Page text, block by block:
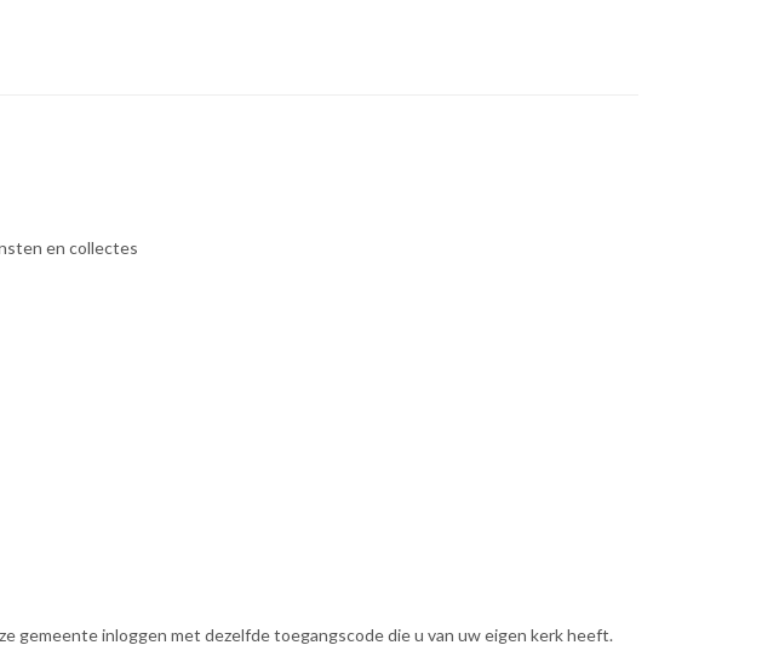
en collectes
gemeente inloggen met dezelfde toegangscode die u van uw eigen kerk heeft.